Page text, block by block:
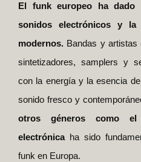
El funk europeo ha
sonidos electrónicos y
modernos. Bandas y artistas
sintetizadores, samplers y
con la energía y la esencia
sonido fresco y
otros géneros como
electrónica ha sido
funk en Europa.